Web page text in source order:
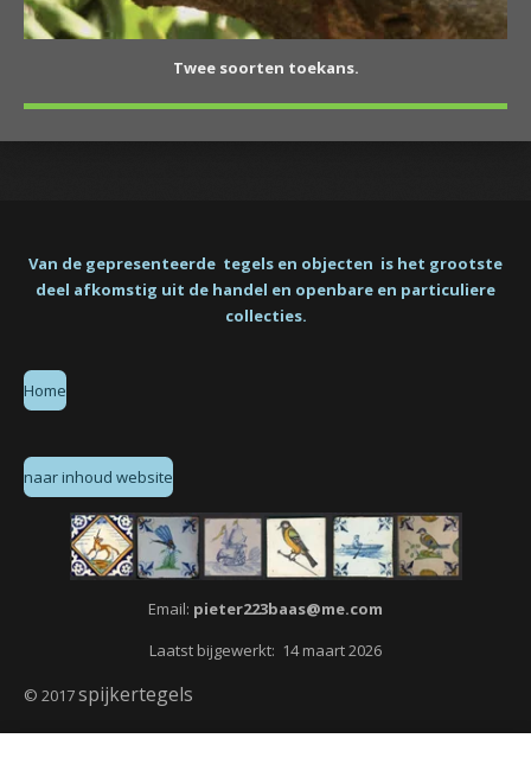
Twee soorten toekans.
Van de gepresenteerde tegels en objecten is het grootste
deel afkomstig uit de handel en openbare en particuliere
collecties.
Home
naar inhoud website
Email: pieter223baas@me.com
Laatst bijgewerkt: 14 maart 2026
© 2017spijkertegels